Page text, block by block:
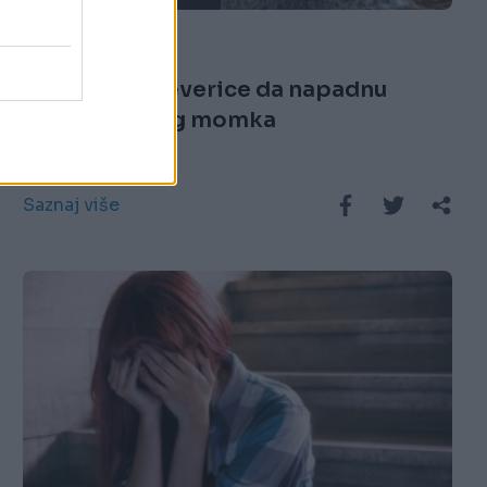
10.10.17. 12:43
Istrenirala vjeverice da napadnu
njenog bivšeg momka
Saznaj više